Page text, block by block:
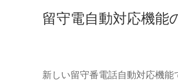
留守電自動対応機能
新しい留守番電話自動対応機